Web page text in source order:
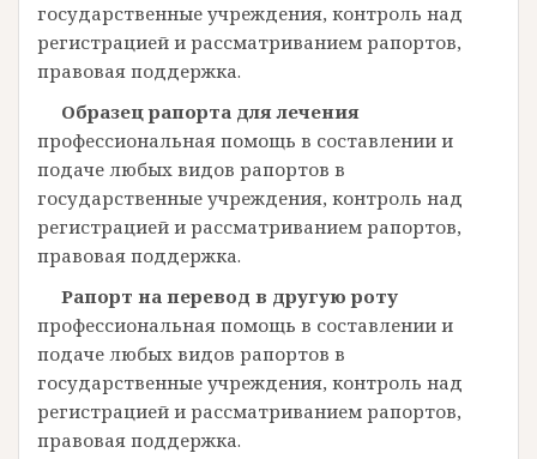
государственные учреждения, контроль над
регистрацией и рассматриванием рапортов,
правовая поддержка.
Образец рапорта для лечения
профессиональная помощь в составлении и
подаче любых видов рапортов в
государственные учреждения, контроль над
регистрацией и рассматриванием рапортов,
правовая поддержка.
Рапорт на перевод в другую роту
профессиональная помощь в составлении и
подаче любых видов рапортов в
государственные учреждения, контроль над
регистрацией и рассматриванием рапортов,
правовая поддержка.